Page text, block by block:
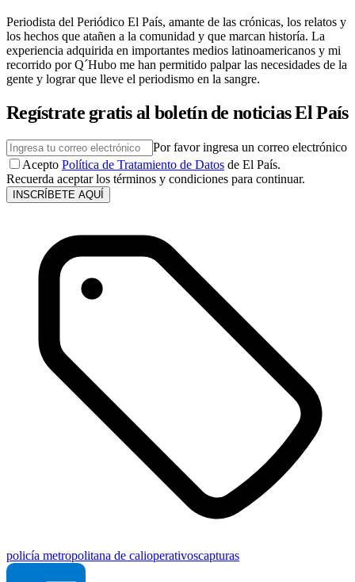
Periodista del Periódico El País, amante de las crónicas, los relatos y
los hechos que atañen a la comunidad y que marcan historía. La
experiencia adquirida en importantes medios latinoamericanos y mi
recorrido por Q´Hubo me han permitido palpar las necesidades de la
gente y lograr que lleve el periodismo en la sangre.
Regístrate gratis al boletín de noticias El País
Por favor ingresa un correo electrónico
Acepto Política de Tratamiento de Datos de El País.
Recuerda aceptar los términos y condiciones para continuar.
INSCRÍBETE AQUÍ
policía metropolitana de calioperativoscapturas